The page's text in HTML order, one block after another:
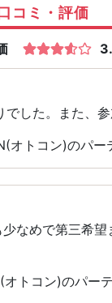
コミ・評価
した。また、
トコン)のパー
なめで第三希
トコン)のパーテ